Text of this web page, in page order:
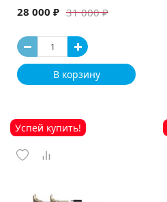
машина
31 000 ₽
28 000 ₽
В корзину
Успей купить!